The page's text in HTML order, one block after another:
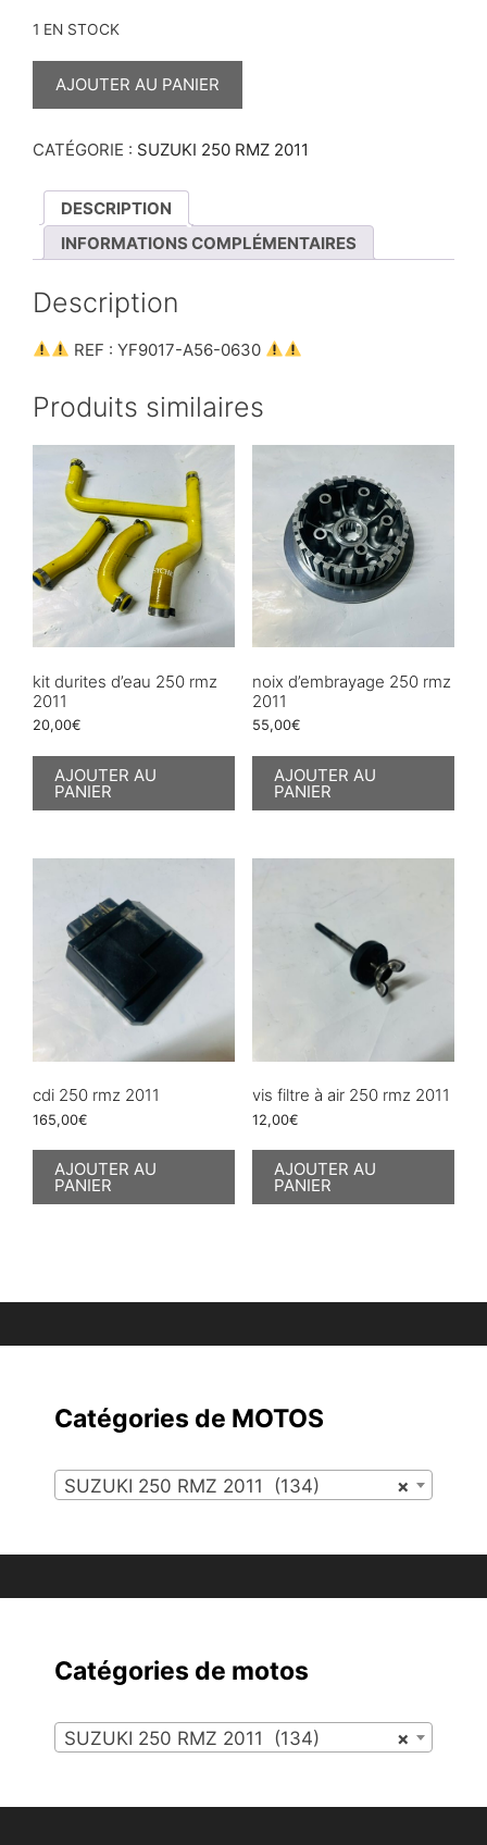
1 EN STOCK
QUANTITÉ
RMZ
AJOUTER AU PANIER
CATÉGORIE : SUZUKI 250 RMZ 2011
DESCRIPTION
INFORMATIONS COMPLÉMENTAIRES
Description
REF : YF9017-A56-0630
Produits similaires
kit durites d’eau 250 rmz
2011
20,00€
AJOUTER AU
PANIER
noix d’embrayage 250 rmz
2011
55,00€
AJOUTER AU
PANIER
cdi 250 rmz 2011
165,00€
AJOUTER AU
PANIER
vis filtre à air 250 rmz 2011
12,00€
AJOUTER AU
PANIER
Catégories de MOTOS
×
SUZUKI 250 RMZ 2011 (134)
Catégories de motos
×
SUZUKI 250 RMZ 2011 (134)